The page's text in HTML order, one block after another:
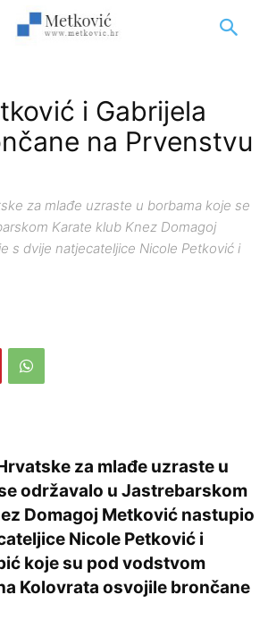
i Gabrijela
na Prvenstvu
za mlađe uzraste u borbama koje se
Karate klub Knez Domagoj
s dvije natjecateljice Nicole Petković i
za mlađe uzraste u
održavalo u Jastrebarskom
Domagoj Metković nastupio
Nicole Petković i
koje su pod vodstvom
Kolovrata osvojile brončane